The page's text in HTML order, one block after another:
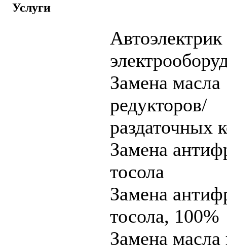
Услуги
Замена масла
редукторов/
раздаточных
Замена
тосола
Замена
тосола, 100%
Замена